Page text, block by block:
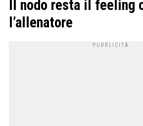
Il nodo resta il feeling
l’allenatore